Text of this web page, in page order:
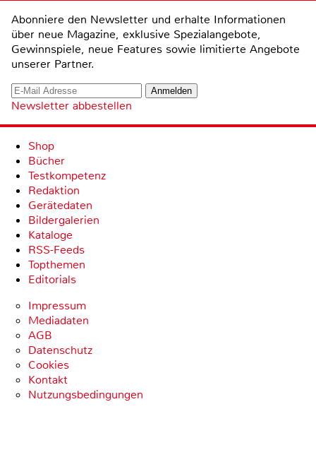
Abonniere den Newsletter und erhalte Informationen
über neue Magazine, exklusive Spezialangebote,
Gewinnspiele, neue Features sowie limitierte Angebote
unserer Partner.
Newsletter abbestellen
Shop
Bücher
Testkompetenz
Redaktion
Gerätedaten
Bildergalerien
Kataloge
RSS-Feeds
Topthemen
Editorials
Impressum
Mediadaten
AGB
Datenschutz
Cookies
Kontakt
Nutzungsbedingungen